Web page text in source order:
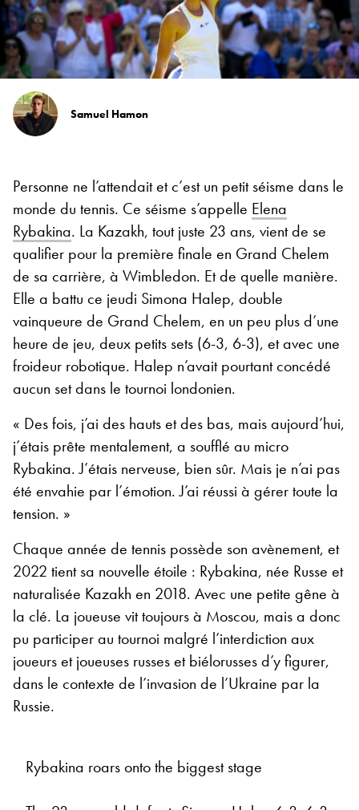
Samuel Hamon
Personne ne l’attendait et c’est un petit séisme dans le
monde du tennis. Ce séisme s’appelle Elena
Rybakina. La Kazakh, tout juste 23 ans, vient de se
qualifier pour la première finale en Grand Chelem
de sa carrière, à Wimbledon. Et de quelle manière.
Elle a battu ce jeudi Simona Halep, double
vainqueure de Grand Chelem, en un peu plus d’une
heure de jeu, deux petits sets (6-3, 6-3), et avec une
froideur robotique. Halep n’avait pourtant concédé
aucun set dans le tournoi londonien.
« Des fois, j’ai des hauts et des bas, mais aujourd’hui,
j’étais prête mentalement, a soufflé au micro
Rybakina. J’étais nerveuse, bien sûr. Mais je n’ai pas
été envahie par l’émotion. J’ai réussi à gérer toute la
tension. »
Chaque année de tennis possède son avènement, et
2022 tient sa nouvelle étoile : Rybakina, née Russe et
naturalisée Kazakh en 2018. Avec une petite gêne à
la clé. La joueuse vit toujours à Moscou, mais a donc
pu participer au tournoi malgré l’interdiction aux
joueurs et joueuses russes et biélorusses d’y figurer,
dans le contexte de l’invasion de l’Ukraine par la
Russie.
Rybakina roars onto the biggest stage